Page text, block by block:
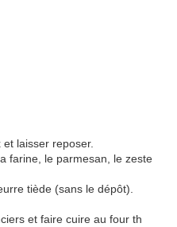
laisser reposer.
farine, le parmesan, le zeste
tiède (sans le dépôt).
et faire cuire au four th